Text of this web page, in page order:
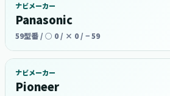
ナビメーカー
Panasonic
59型番 / ○ 0 / × 0 / − 59
ナビメーカー
Pioneer